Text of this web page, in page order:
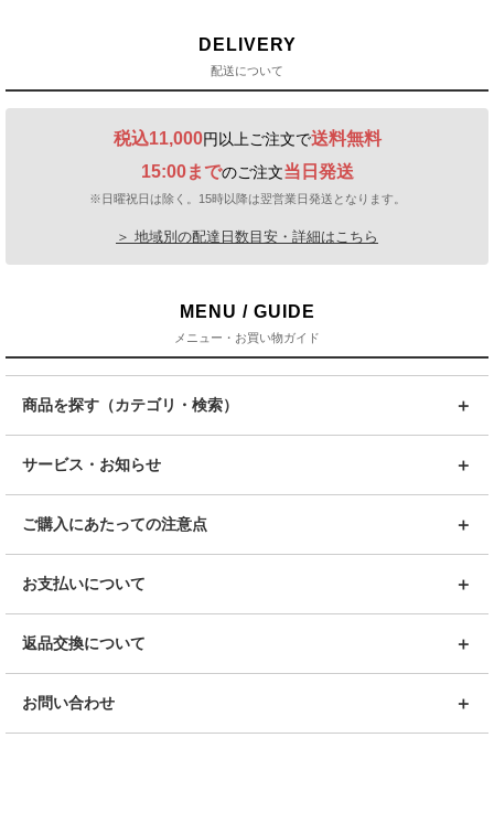
DELIVERY
配送について
税込11,000円以上ご注文で送料無料
15:00までのご注文当日発送
※日曜祝日は除く。15時以降は翌営業日発送となります。
＞ 地域別の配達日数目安・詳細はこちら
MENU / GUIDE
メニュー・お買い物ガイド
商品を探す（カテゴリ・検索）
サービス・お知らせ
ご購入にあたっての注意点
お支払いについて
返品交換について
お問い合わせ